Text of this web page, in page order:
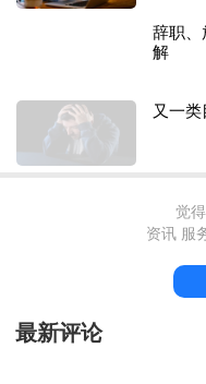
平台收入结构方面，亚
56.95亿
形成有效补充。其中沃
收同为4.1亿元。
分产品来看，家居园艺
值得一提的是，华凯易佰
辞职
解
又一
觉
资讯 服
最新评论